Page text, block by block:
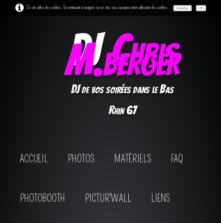
Ce site utilise des cookies. En continuant à naviguer sur ce site, vous acceptez notre utilisation des cookies. Personnaliser OK
DJChris
M.berger
DJ de vos soirées dans le Bas
Rhin 67
ACCUEIL PHOTOS MATÉRIELS FAQ
PHOTOBOOTH PICTUR'WALL LIENS